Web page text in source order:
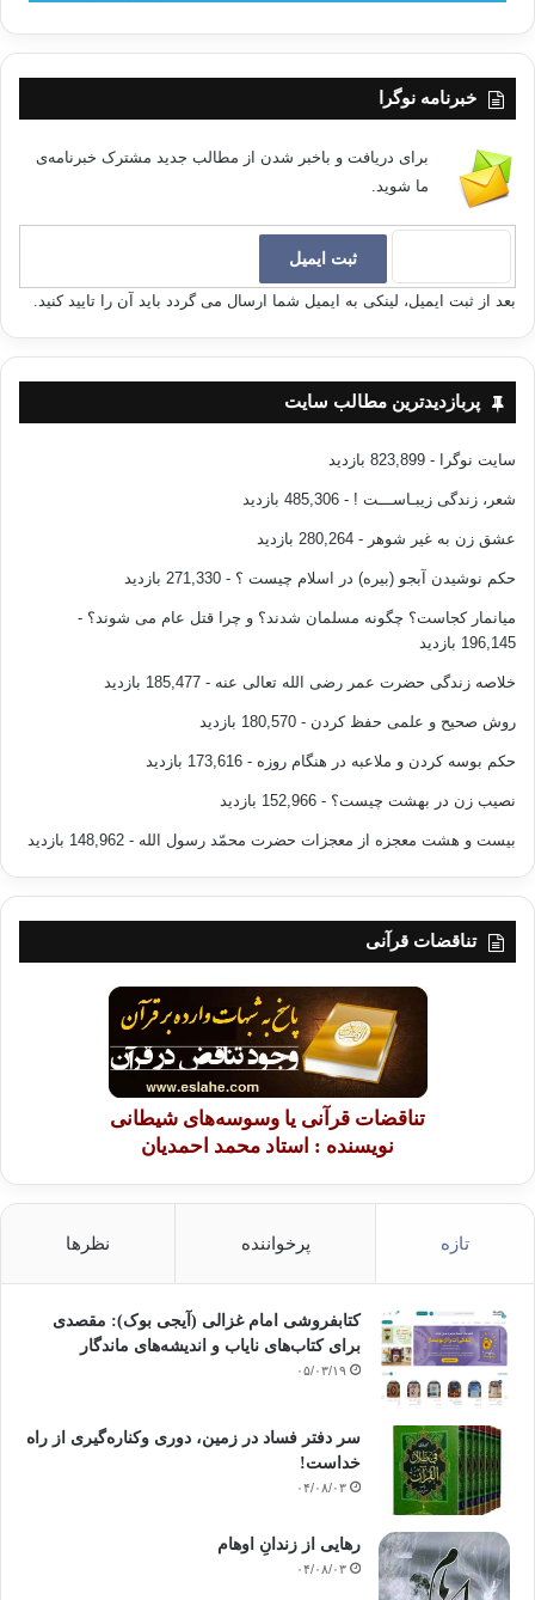
خبرنامه نوگرا
برای دریافت و باخبر شدن از مطالب جدید مشترک خبرنامه‌ی
ما شوید.
بعد از ثبت ایمیل، لینکی به ایمیل شما ارسال می گردد باید آن را تایید کنید.
پربازدیدترین مطالب سایت
سایت نوگرا - 823,899 بازدید
شعر، زندگی زیبـاســـت ! - 485,306 بازدید
عشق زن به غیر شوهر - 280,264 بازدید
حکم نوشیدن آبجو (بیره) در اسلام چیست ؟ - 271,330 بازدید
میانمار کجاست؟ چگونه مسلمان شدند؟ و چرا قتل عام می شوند؟ -
196,145 بازدید
خلاصه زندگی حضرت عمر رضی الله تعالی عنه - 185,477 بازدید
روش صحیح و علمی حفظ کردن - 180,570 بازدید
حکم بوسه کردن و ملاعبه در هنگام روزه - 173,616 بازدید
نصیب زن در بهشت چیست؟ - 152,966 بازدید
بیست و هشت معجزه از معجزات حضرت محمّد رسول الله - 148,962 بازدید
تناقضات قرآنی
تناقضات قرآنی یا وسوسه‌های شیطانی
نویسنده : استاد محمد احمدیان
تازه پرخواننده نظرها
کتابفروشی امام غزالی (آیجی بوک): مقصدی
برای کتاب‌های نایاب و اندیشه‌های ماندگار
۰۵/۰۳/۱۹
سر دفتر فساد در زمین‌، دوری وکناره‌گیری از راه
خداست‌!
۰۴/۰۸/۰۳
رهایی از زندانِ اوهام
۰۴/۰۸/۰۳